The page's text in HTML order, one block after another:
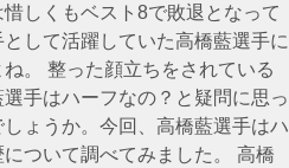
しくもベスト8で敗退となって
して活躍していた高橋藍選手に
。 整った顔立ちをされている
手はハーフなの？と疑問に思っ
ょうか。今回、高橋藍選手はハ
ついて調べてみました。 高橋